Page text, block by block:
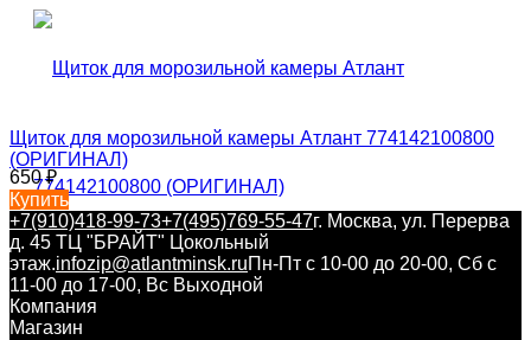
Щиток для морозильной камеры Атлант 774142100800
(ОРИГИНАЛ)
650₽
Купить
+7(910)418-99-73+7(495)769-55-47г. Москва, ул. Перерва
д. 45 ТЦ "БРАЙТ" Цокольный
этаж.infozip@atlantminsk.ruПн-Пт с 10-00 до 20-00, Сб с
11-00 до 17-00, Вс Выходной
Компания
Магазин